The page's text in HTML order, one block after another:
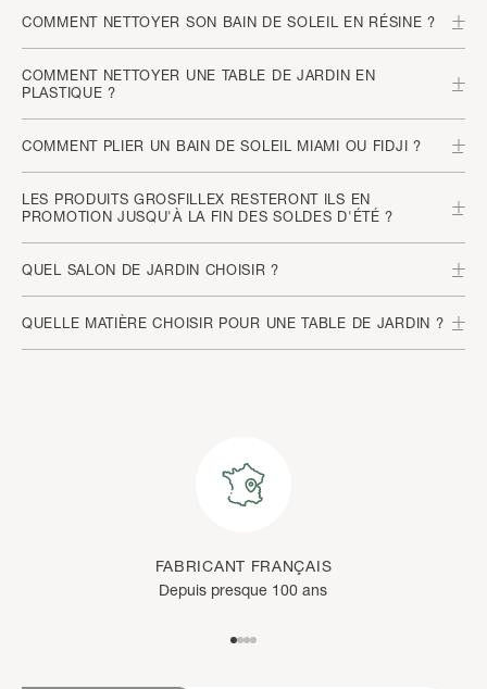
COMMENT NETTOYER SON BAIN DE SOLEIL EN RÉSINE ?
COMMENT NETTOYER UNE TABLE DE JARDIN EN
PLASTIQUE ?
COMMENT PLIER UN BAIN DE SOLEIL MIAMI OU FIDJI ?
LES PRODUITS GROSFILLEX RESTERONT ILS EN
PROMOTION JUSQU'À LA FIN DES SOLDES D'ÉTÉ ?
QUEL SALON DE JARDIN CHOISIR ?
QUELLE MATIÈRE CHOISIR POUR UNE TABLE DE JARDIN ?
FABRICANT FRANÇAIS
Depuis presque 100 ans